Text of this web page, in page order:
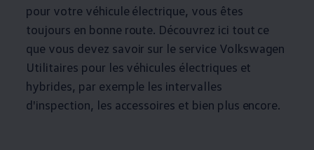
pour votre véhicule électrique, vous êtes
toujours en bonne route. Découvrez ici tout ce
que vous devez savoir sur le service Volkswagen
Utilitaires pour les véhicules électriques et
hybrides, par exemple les intervalles
d'inspection, les accessoires et bien plus encore.